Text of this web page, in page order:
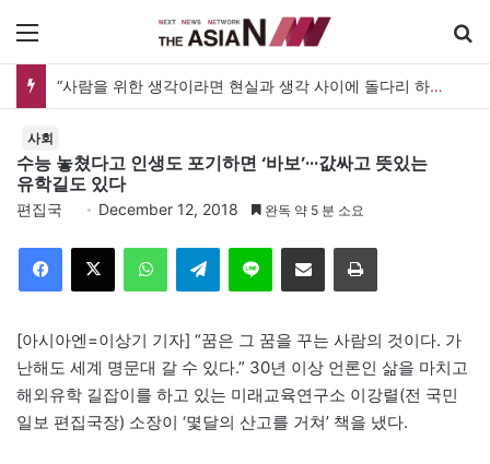
“사람을 위한 생각이라면 현실과 생각 사이에 돌다리 하나는 놓아야 하지 않을까”
사회
수능 놓쳤다고 인생도 포기하면 ‘바보’···값싸고 뜻있는
유학길도 있다
편집국 December 12, 2018 완독 약 5 분 소요
Telegram 이메일
[아시아엔=이상기 기자] “꿈은 그 꿈을 꾸는 사람의 것이다. 가
난해도 세계 명문대 갈 수 있다.” 30년 이상 언론인 삶을 마치고
해외유학 길잡이를 하고 있는 미래교육연구소 이강렬(전 국민
일보 편집국장) 소장이 ‘몇달의 산고를 거쳐’ 책을 냈다.